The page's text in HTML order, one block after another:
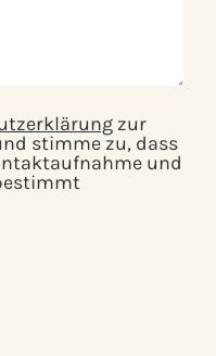
zur
stimme zu, dass
und